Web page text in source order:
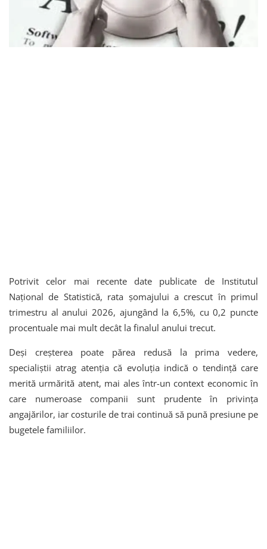
Potrivit celor mai recente date publicate de Institutul
Național de Statistică, rata șomajului a crescut în primul
trimestru al anului 2026, ajungând la 6,5%, cu 0,2 puncte
procentuale mai mult decât la finalul anului trecut.
Deși creșterea poate părea redusă la prima vedere,
specialiștii atrag atenția că evoluția indică o tendință care
merită urmărită atent, mai ales într-un context economic în
care numeroase companii sunt prudente în privința
angajărilor, iar costurile de trai continuă să pună presiune pe
bugetele familiilor.